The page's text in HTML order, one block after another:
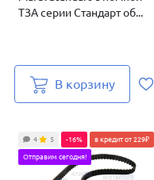
ТЗА серии Стандарт об...
В корзину
4 5 -16% в кредит от 229₽
Отправим сегодня!